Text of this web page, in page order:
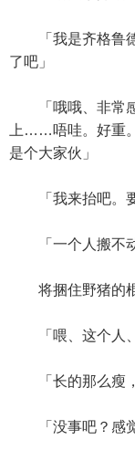
「我是齐格鲁德
了吧」
「哦哦、非常感
上……唔哇。好重
是个大家伙」
「我来抬吧。要
「一个人搬不动
将捆住野猪的棍
「喂、这个人、
「长的那么瘦，
「没事吧？感觉